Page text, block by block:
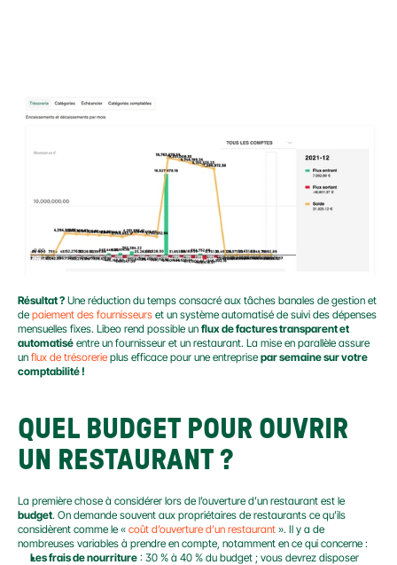
Résultat ? Une réduction du temps consacré aux tâches banales de gestion et
de paiement des fournisseurs et un système automatisé de suivi des dépenses
mensuelles fixes. Libeo rend possible un flux de factures transparent et
automatisé entre un fournisseur et un restaurant. La mise en parallèle assure
un flux de trésorerie plus efficace pour une entreprise par semaine sur votre
comptabilité !
QUEL BUDGET POUR OUVRIR
UN RESTAURANT ?
budget. On demande souvent aux propriétaires de restaurants ce qu’ils
considèrent comme le « coût d’ouverture d’un restaurant ». Il y a de
nombreuses variables à prendre en compte, notamment en ce qui concerne :
Les frais de nourriture : 30 % à 40 % du budget ; vous devrez disposer